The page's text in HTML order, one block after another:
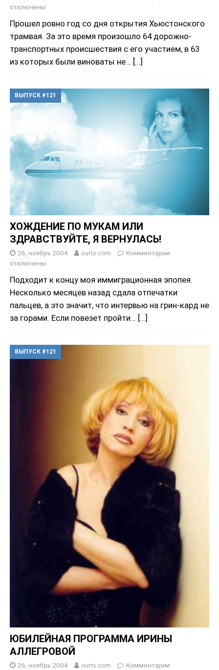
отключены
Прошел ровно год со дня открытия Хьюстонского
трамвая. За это время произошло 64 дорожно-
транспортных происшествия с его участием, в 63
из которых были виноваты не… […]
ВЫПУСК #121
ХОЖДЕНИЕ ПО МУКАМ ИЛИ
ЗДРАВСТВУЙТЕ, Я ВЕРНУЛАСЬ!
26, ноябрь 2004 ourtx.com
Комментарии
отключены
Подходит к концу моя иммиграционная эпопея.
Несколько месяцев назад сдала отпечатки
пальцев, а это значит, что интервью на грин-кард не
за горами. Если повезет пройти… […]
ВЫПУСК #121
ЮБИЛЕЙНАЯ ПРОГРАММА ИРИНЫ
АЛЛЕГРОВОЙ
26, ноябрь 2004 ourtx.com
Комментарии